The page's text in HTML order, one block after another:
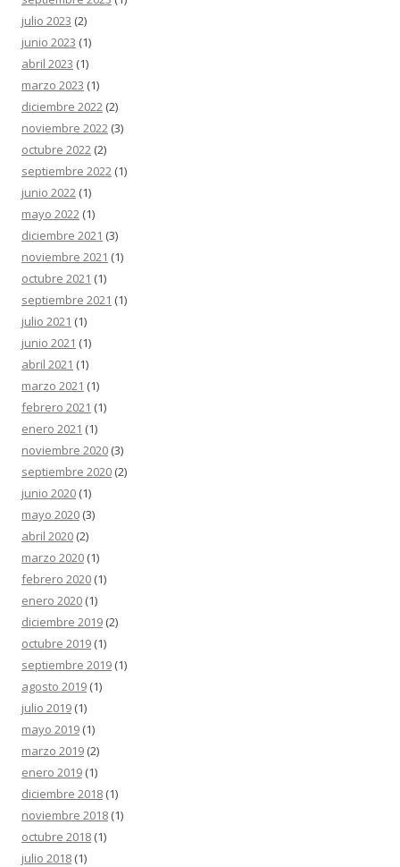
julio 2023 (2)
junio 2023 (1)
abril 2023 (1)
marzo 2023 (1)
diciembre 2022 (2)
noviembre 2022 (3)
octubre 2022 (2)
septiembre 2022 (1)
junio 2022 (1)
mayo 2022 (1)
diciembre 2021 (3)
noviembre 2021 (1)
octubre 2021 (1)
septiembre 2021 (1)
julio 2021 (1)
junio 2021 (1)
abril 2021 (1)
marzo 2021 (1)
febrero 2021 (1)
enero 2021 (1)
noviembre 2020 (3)
septiembre 2020 (2)
junio 2020 (1)
mayo 2020 (3)
abril 2020 (2)
marzo 2020 (1)
febrero 2020 (1)
enero 2020 (1)
diciembre 2019 (2)
octubre 2019 (1)
septiembre 2019 (1)
agosto 2019 (1)
julio 2019 (1)
mayo 2019 (1)
marzo 2019 (2)
enero 2019 (1)
diciembre 2018 (1)
noviembre 2018 (1)
octubre 2018 (1)
julio 2018 (1)